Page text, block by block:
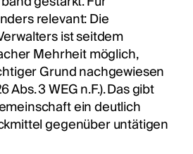
relevant: Die
ist seitdem
Mehrheit möglich,
Grund nachgewiesen
Abs. 3 WEG n.F.). Das gibt
ein deutlich
gegenüber untätigen